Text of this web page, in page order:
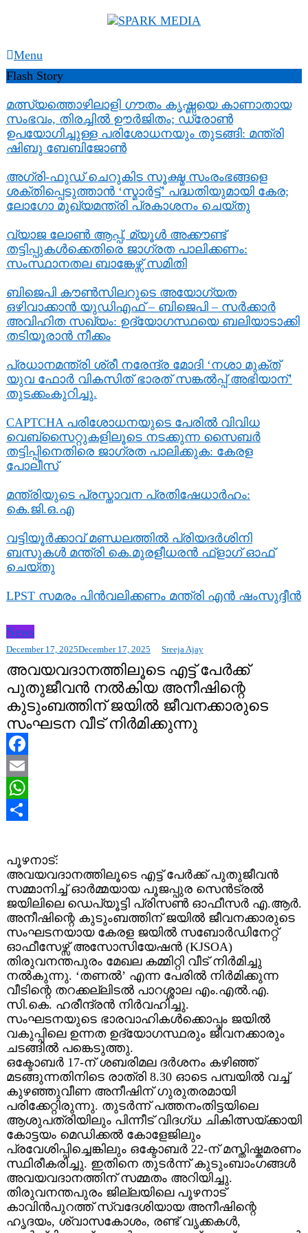
Menu
Flash Story
മത്സ്യത്തൊഴിലാളി ഗൗതം കൃഷ്ണയെ കാണാതായ
സംഭവം, തിരച്ചിൽ ഊർജിതം; ഡ്രോണ്‍
ഉപയോഗിച്ചുള്ള പരിശോധനയും തുടങ്ങി: മന്ത്രി
ഷിബു ബേബിജോണ്‍
അഗ്രി-ഫുഡ് ചെറുകിട സൂക്ഷ്മ സംരംഭങ്ങളെ
ശക്തിപ്പെടുത്താന്‍ ‘സ്മാര്‍ട്ട്’ പദ്ധതിയുമായി കേര;
ലോഗോ മുഖ്യമന്ത്രി പ്രകാശനം ചെയ്തു
വ്യാജ ലോൺ ആപ്പ്, മ്യൂൾ അക്കൗണ്ട്
തട്ടിപ്പുകൾക്കെതിരെ ജാ​ഗ്രത പാലിക്കണം:
സംസ്ഥാനതല ബാങ്കേഴ്സ് സമിതി
ബിജെപി കൗൺസിലറുടെ അയോഗ്യത
ഒഴിവാക്കാൻ യുഡിഎഫ് – ബിജെപി – സർക്കാർ
അവിഹിത സഖ്യം: ഉദ്യോഗസ്ഥയെ ബലിയാടാക്കി
തടിയൂരാൻ നീക്കം
പ്രധാനമന്ത്രി ശ്രീ നരേന്ദ്ര മോദി ‘നശാ മുക്ത്
യുവ ഫോർ വികസിത് ഭാരത് സങ്കൽപ്പ് അഭിയാന്’
തുടക്കംകുറിച്ചു.
CAPTCHA പരിശോധനയുടെ പേരില്‍ വിവിധ
വെബ്സൈറ്റുകളിലൂടെ നടക്കുന്ന സൈബര്‍
തട്ടിപ്പിനെതിരെ ജാഗ്രത പാലിക്കുക: കേരള
പോലീസ്
മന്ത്രിയുടെ പ്രസ്താവന പ്രതിഷേധാർഹം:
കെ.ജി.ഒ.എ
വട്ടിയൂർക്കാവ് മണ്ഡലത്തിൽ പ്രിയദർശിനി
ബസുകൾ മന്ത്രി കെ.മുരളീധരൻ ഫ്‌ളാഗ് ഓഫ്
ചെയ്തു
LPST സമരം പിൻവലിക്കണം മന്ത്രി എൻ ഷംസുദ്ദീൻ
News
December 17, 2025December 17, 2025 Sreeja Ajay
അവയവദാനത്തിലൂടെ എട്ട് പേർക്ക്
പുതുജീവൻ നൽകിയ അനീഷിന്റെ
കുടുംബത്തിന് ജയിൽ ജീവനക്കാരുടെ
സംഘടന വീട് നിർമിക്കുന്നു
Facebook
Email
WhatsApp
പൂഴനാട്:
അവയവദാനത്തിലൂടെ എട്ട് പേർക്ക് പുതുജീവൻ
സമ്മാനിച്ച് ഓർമ്മയായ പൂജപ്പുര സെൻട്രൽ
ജയിലിലെ ഡെപ്യൂട്ടി പ്രിസൺ ഓഫീസർ എ.ആർ.
അനീഷിന്റെ കുടുംബത്തിന് ജയിൽ ജീവനക്കാരുടെ
സംഘടനയായ കേരള ജയിൽ സബോർഡിനേറ്റ്
ഓഫീസേഴ്സ് അസോസിയേഷൻ (KJSOA)
തിരുവനന്തപുരം മേഖല കമ്മിറ്റി വീട് നിർമിച്ചു
നൽകുന്നു. ‘തണൽ’ എന്ന പേരിൽ നിർമിക്കുന്ന
വീടിന്റെ തറക്കല്ലിടൽ പാറശ്ശാല എം.എൽ.എ.
സി.കെ. ഹരീന്ദ്രൻ നിർവഹിച്ചു.
സംഘടനയുടെ ഭാരവാഹികൾക്കൊപ്പം ജയിൽ
വകുപ്പിലെ ഉന്നത ഉദ്യോഗസ്ഥരും ജീവനക്കാരും
ചടങ്ങിൽ പങ്കെടുത്തു.
ഒക്ടോബർ 17-ന് ശബരിമല ദർശനം കഴിഞ്ഞ്
മടങ്ങുന്നതിനിടെ രാത്രി 8.30 ഓടെ പമ്പയിൽ വച്ച്
കുഴഞ്ഞുവീണ അനീഷിന് ഗുരുതരമായി
പരിക്കേറ്റിരുന്നു. തുടർന്ന് പത്തനംതിട്ടയിലെ
ആശുപത്രിയിലും പിന്നീട് വിദഗ്ധ ചികിത്സയ്ക്കായി
കോട്ടയം മെഡിക്കൽ കോളേജിലും
പ്രവേശിപ്പിച്ചെങ്കിലും ഒക്ടോബർ 22-ന് മസ്തിഷ്കമരണം
സ്ഥിരീകരിച്ചു. ഇതിനെ തുടർന്ന് കുടുംബാംഗങ്ങൾ
അവയവദാനത്തിന് സമ്മതം അറിയിച്ചു.
തിരുവനന്തപുരം ജില്ലയിലെ പൂഴനാട്
കാവിൻപുറത്ത് സ്വദേശിയായ അനീഷിന്റെ
ഹൃദയം, ശ്വാസകോശം, രണ്ട് വൃക്കകൾ,